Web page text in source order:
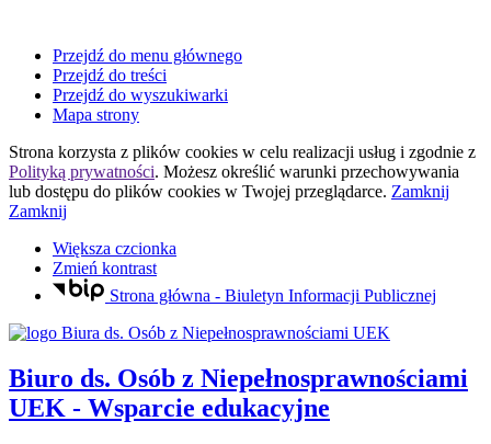
Przejdź do menu głównego
Przejdź do treści
Przejdź do wyszukiwarki
Mapa strony
Strona korzysta z plików cookies w celu realizacji usług i zgodnie z
Polityką prywatności. Możesz określić warunki przechowywania
lub dostępu do plików cookies w Twojej przeglądarce. Zamknij
Zamknij
Większa czcionka
Zmień kontrast
Strona główna - Biuletyn Informacji Publicznej
Biuro ds. Osób z Niepełnosprawnościami
UEK - Wsparcie edukacyjne